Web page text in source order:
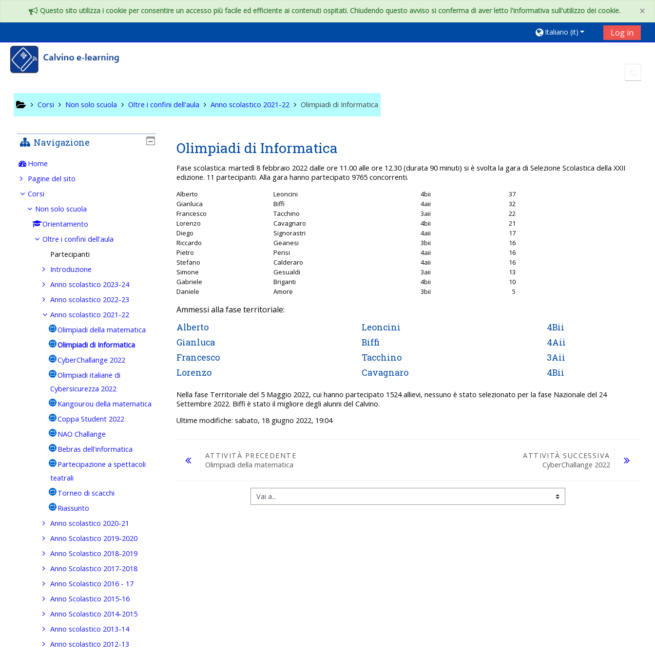
×
Questo sito utilizza i cookie per consentire un accesso più facile ed efficiente ai contenuti ospitati. Chiudendo questo avviso si conferma di aver letto l'informativa sull'utilizzo dei cookie.
Italiano ‎(it)‎ Log in
Corsi Non solo scuola Oltre i confini dell'aula Anno scolastico 2021-22 Olimpiadi di Informatica
Olimpiadi di Informatica
Fase scolastica: martedì 8 febbraio 2022 dalle ore 11.00 alle ore 12.30 (durata 90 minuti) si è svolta la gara di Selezione Scolastica della XXII
edizione. 11 partecipanti. Alla gara hanno partecipato 9765 concorrenti.
Alberto Leoncini 4bii
37
Gianluca
Biffi 4aii
32
Francesco
Tacchino 3aii
22
Lorenzo
Cavagnaro 4bii
21
Diego
Signorastri 4aii
17
Riccardo
Geanesi 3bii
16
Pietro
Perisi 4aii
16
Stefano
Calderaro 4aii
16
Simone
Gesualdi 3aii
13
Gabriele
Briganti 4bii
10
Daniele
Amore 3bii 5
Ammessi alla fase territoriale:
Alberto Leoncini
4Bii
Gianluca
Biffi
4Aii
Francesco
Tacchino
3Aii
Lorenzo
Cavagnaro 4Bii
Nella fase Territoriale del 5 Maggio 2022, cui hanno partecipato 1524 allievi, nessuno è stato selezionato per la fase Nazionale del 24
Settembre 2022. Biffi è stato il migliore degli alunni del Calvino.
Ultime modifiche: sabato, 18 giugno 2022, 19:04
ATTIVITÀ PRECEDENTE
Olimpiadi della matematica
ATTIVITÀ SUCCESSIVA
CyberChallange 2022
Navigazione
Home
Pagine del sito
Corsi
Non solo scuola
Orientamento
Oltre i confini dell'aula
Partecipanti
Introduzione
Anno scolastico 2023-24
Anno scolastico 2022-23
Anno scolastico 2021-22
Olimpiadi della matematica
Olimpiadi di Informatica
CyberChallange 2022
Olimpiadi italiane di
Cybersicurezza 2022
Kangourou della matematica
Coppa Student 2022
NAO Challange
Bebras dell'informatica
Partecipazione a spettacoli
teatrali
Torneo di scacchi
Riassunto
Anno scolastico 2020-21
Anno Scolastico 2019-2020
Anno Scolastico 2018-2019
Anno Scolastico 2017-2018
Anno Scolastico 2016 - 17
Anno Scolastico 2015-16
Anno Scolastico 2014-2015
Anno scolastico 2013-14
Anno scolastico 2012-13